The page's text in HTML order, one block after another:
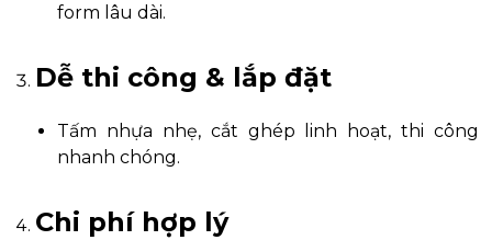
form lâu dài.
Dễ thi công & lắp đặt
Tấm nhựa nhẹ, cắt ghép linh hoạt, thi công
nhanh chóng.
Chi phí hợp lý